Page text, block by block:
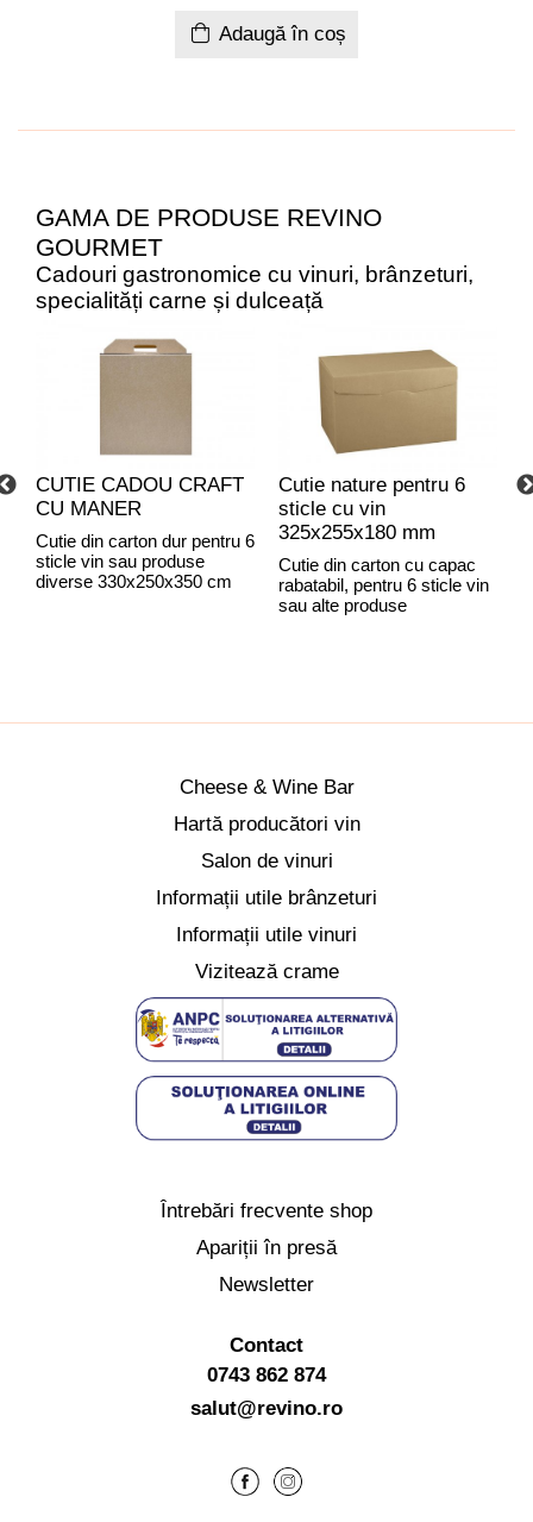
Adaugă în coș
GAMA DE PRODUSE REVINO
GOURMET
Cadouri gastronomice cu vinuri, brânzeturi,
specialități carne și dulceață
CUTIE CADOU CRAFT
CU MANER
Cutie din carton dur pentru 6
sticle vin sau produse
diverse 330x250x350 cm
Cutie nature pentru 6
sticle cu vin
325x255x180 mm
Cutie din carton cu capac
rabatabil, pentru 6 sticle vin
sau alte produse
Cheese & Wine Bar
Hartă producători vin
Salon de vinuri
Informații utile brânzeturi
Informații utile vinuri
Vizitează crame
Întrebări frecvente shop
Apariții în presă
Newsletter
Contact
0743 862 874
salut@revino.ro